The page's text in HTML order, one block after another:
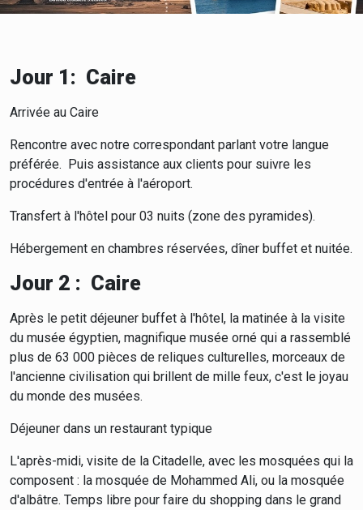
Jour 1: Caire
Arrivée au Caire
Rencontre avec notre correspondant parlant votre langue
préférée. Puis assistance aux clients pour suivre les
procédures d'entrée à l'aéroport.
Transfert à l'hôtel pour 03 nuits (zone des pyramides).
Hébergement en chambres réservées, dîner buffet et nuitée.
Jour 2 : Caire
Après le petit déjeuner buffet à l'hôtel, la matinée à la visite
du musée égyptien, magnifique musée orné qui a rassemblé
plus de 63 000 pièces de reliques culturelles, morceaux de
l'ancienne civilisation qui brillent de mille feux, c'est le joyau
du monde des musées.
Déjeuner dans un restaurant typique
L'après-midi, visite de la Citadelle, avec les mosquées qui la
composent : la mosquée de Mohammed Ali, ou la mosquée
d'albâtre. Temps libre pour faire du shopping dans le grand